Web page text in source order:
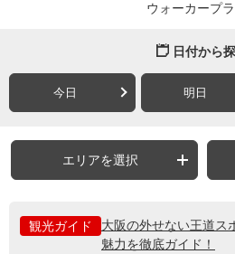
ウォーカープ
日付から
今日 明日
エリアを選択
観光ガイド
大阪の外せない王道ス
魅力を徹底ガイド！